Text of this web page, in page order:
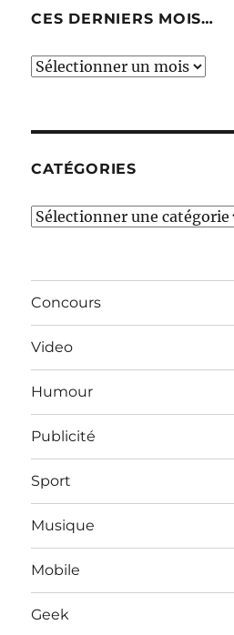
CES DERNIERS MOIS…
Ces
CATÉGORIES
Catégories
Concours
Video
Humour
Publicité
Sport
Musique
Mobile
Geek